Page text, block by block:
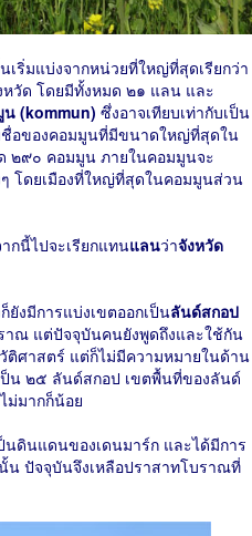
เริ่มแบ่งจากหน่วยที่ใหญ่ที่สุดเรียกว่า
หวัด โดยมีทั้งหมด ๒๑ แลน และ
น (kommun) ซึ่งอาจเทียบเท่ากับเป็น
อของคอมมูนที่มีขนาดใหญ่ที่สุดใน
๒๙๐ คอมมูน ภายในคอมมูนจะ
โดยเมืองที่ใหญ่ที่สุดในคอมมูนส่วน
กนี้ไปจะเรียกแทนแลนว่าจังหวัด
ยังมีการแบ่งเขตออกเป็นลันด์สกอป
าณ แต่ปัจจุบันคนยังพูดถึงและใช้กัน
ติศาสตร์ แต่ก็ไม่มีความหมายในด้าน
ป็น ๒๕ ลันด์สกอป เขตพื้นที่ของลันด์
ม่มากก็น้อย
นดินแดนของเดนมาร์ก และได้มีการ
น ปัจจุบันจึงเหลือปราสาทโบราณที่